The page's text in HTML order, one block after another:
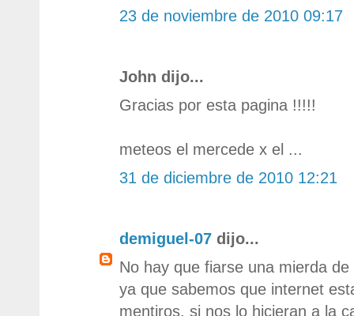
23 de noviembre de 2010 09:17
John dijo...
Gracias por esta pagina !!!!!
meteos el mercede x el ...
31 de diciembre de 2010 12:21
demiguel-07 dijo...
No hay que fiarse una mierda
ya que sabemos que internet
mentiros, si nos lo hicieran a la